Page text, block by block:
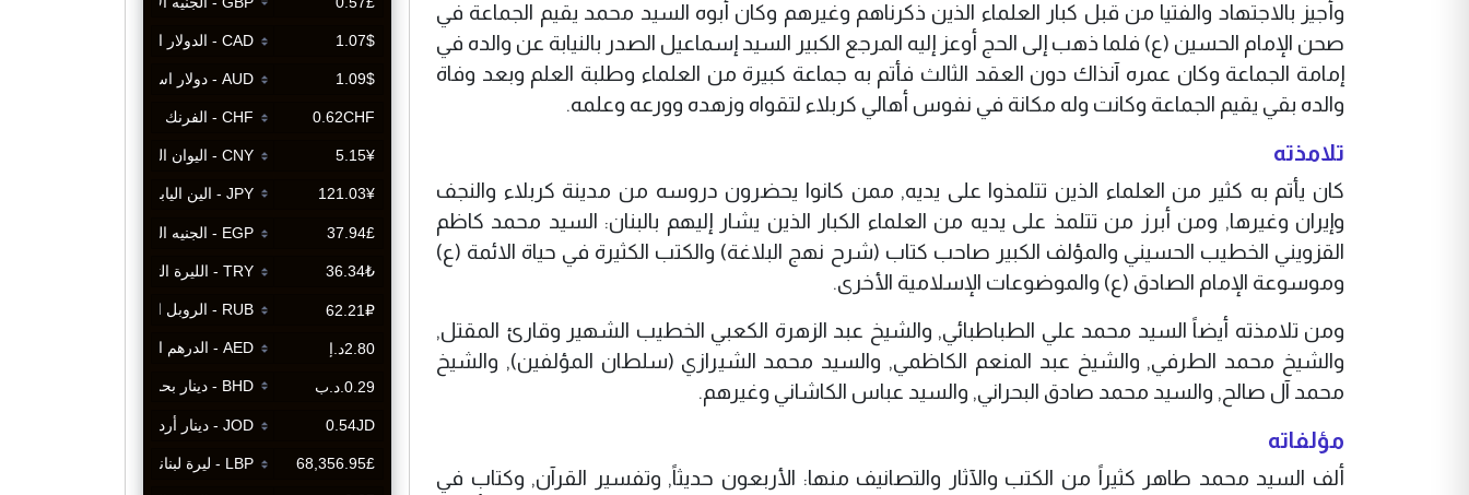
وأجيز بالاجتهاد والفتيا من قبل كبار العلماء الذين ذكرناهم وغيرهم وكان أبوه السيد محمد يقيم الجماعة في
صحن الإمام الحسين (ع) فلما ذهب إلى الحج أوعز إليه المرجع الكبير السيد إسماعيل الصدر بالنيابة عن والده في
إمامة الجماعة وكان عمره آنذاك دون العقد الثالث فأتم به جماعة كبيرة من العلماء وطلبة العلم وبعد وفاة
والده بقي يقيم الجماعة وكانت وله مكانة في نفوس أهالي كربلاء لتقواه وزهده وورعه وعلمه.
تلامذته
كان يأتم به كثير من العلماء الذين تتلمذوا على يديه, ممن كانوا يحضرون دروسه من مدينة كربلاء والنجف
وإيران وغيرها, ومن أبرز من تتلمذ على يديه من العلماء الكبار الذين يشار إليهم بالبنان: السيد محمد كاظم
القزويني الخطيب الحسيني والمؤلف الكبير صاحب كتاب (شرح نهج البلاغة) والكتب الكثيرة في حياة الائمة (ع)
وموسوعة الإمام الصادق (ع) والموضوعات الإسلامية الأخرى.
ومن تلامذته أيضاً السيد محمد علي الطباطبائي, والشيخ عبد الزهرة الكعبي الخطيب الشهير وقارئ المقتل,
والشيخ محمد الطرفي, والشيخ عبد المنعم الكاظمي, والسيد محمد الشيرازي (سلطان المؤلفين), والشيخ
محمد آل صالح, والسيد محمد صادق البحراني, والسيد عباس الكاشاني وغيرهم.
مؤلفاته
ألف السيد محمد طاهر كثيراً من الكتب والآثار والتصانيف منها: الأربعون حديثاً, وتفسير القرآن, وكتاب في